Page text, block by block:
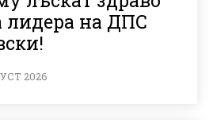
на ДПС
2026